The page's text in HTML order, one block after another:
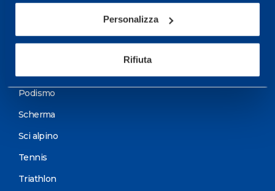
Personalizza
Rifiuta
Podismo
Scherma
Sci alpino
Tennis
Triathlon